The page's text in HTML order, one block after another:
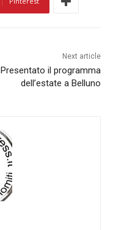
Next article
Presentato il programma
dell’estate a Belluno